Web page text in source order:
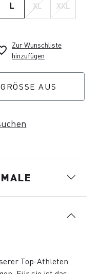
L XL XXL
Zur Wunschliste
hinzufügen
AUS
Top-Athleten